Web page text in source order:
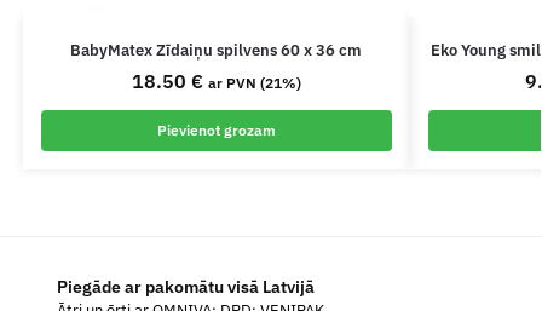
BabyMatex Zīdaiņu spilvens 60 x 36 cm
18.50 € ar PVN (21%)
Pievienot grozam
Eko Young
Piegāde ar pakomātu visā Latvijā